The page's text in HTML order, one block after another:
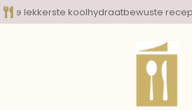
Skip
to
koolhydraatbewuste recepten!